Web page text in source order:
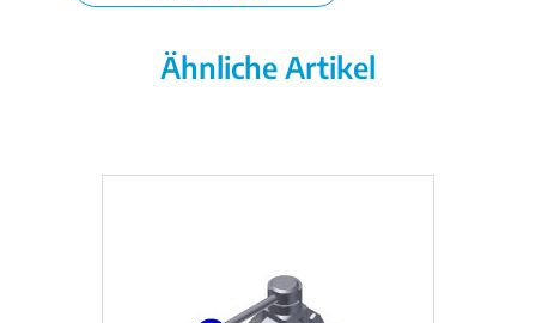
Ähnliche Artikel